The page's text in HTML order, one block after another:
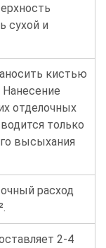
сухой и
кистью
Нанесение
отделочных
только
высыхания
расход
2-4